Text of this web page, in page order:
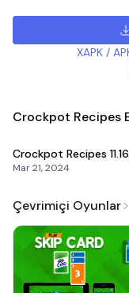
XAPK /
Crockpot Recipes
Crockpot Recipes
Mar 21, 2024
Çevrimiçi Oyunlar